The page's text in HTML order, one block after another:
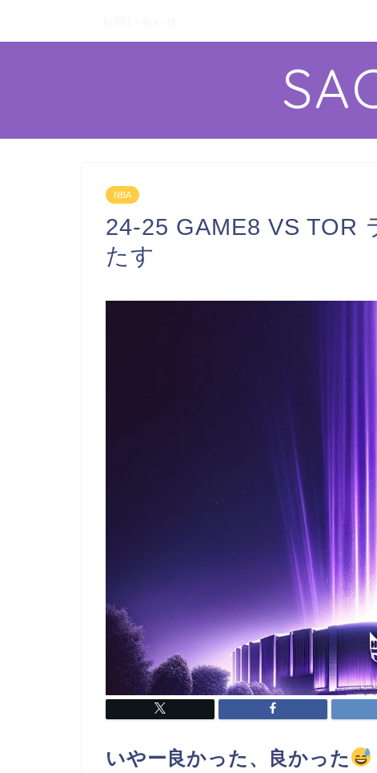
NBA
24-25 GAME8 VS TOR
たす
いやー良かった、良かった